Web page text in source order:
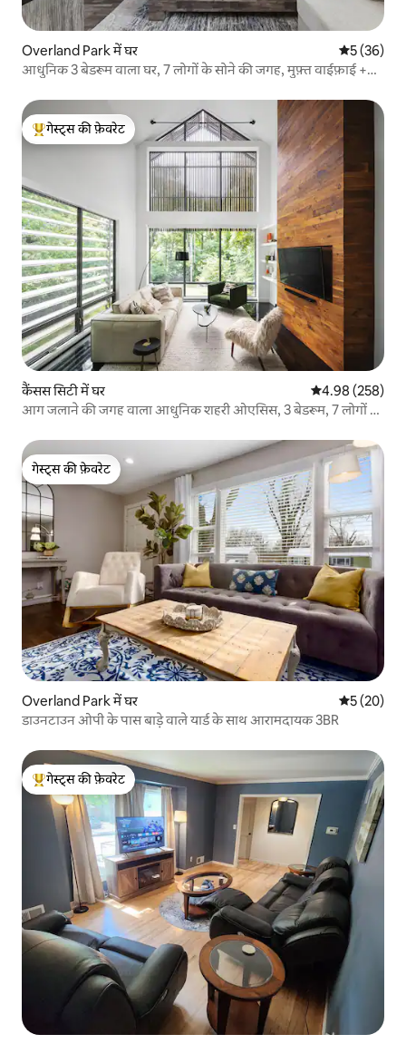
Overland Park में घर औसत रेटिंग
5 (36)
आधुनिक 3 बेडरूम वाला घर, 7 लोगों के सोने की जगह, मुफ़्त वाईफ़ाई +
गेस्ट्स का टॉप फ़ेवरेट
गेस्ट्स की फ़ेवरेट
कैंसस सिटी में घर औसत रेटिंग 5 में से
4.98 (258)
आग जलाने की जगह वाला आधुनिक शहरी ओएसिस, 3 बेडरूम, 7 लोगों के
गेस्ट्स की फ़ेवरेट
गेस्ट्स की फ़ेवरेट
Overland Park में घर औसत रेटिंग
5 (20)
डाउनटाउन ओपी के पास बाड़े वाले यार्ड के साथ आरामदायक 3BR
गेस्ट्स का टॉप फ़ेवरेट
गेस्ट्स की फ़ेवरेट